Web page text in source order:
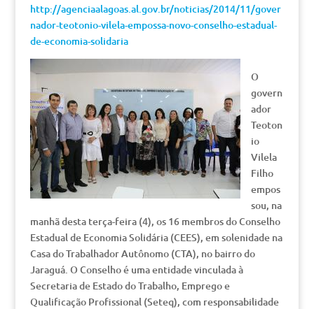
http://agenciaalagoas.al.gov.br/noticias/2014/11/gover
nador-teotonio-vilela-empossa-novo-conselho-estadual-
de-economia-solidaria
O
govern
ador
Teoton
io
Vilela
Filho
empos
sou, na
manhã desta terça-feira (4), os 16 membros do Conselho
Estadual de Economia Solidária (CEES), em solenidade na
Casa do Trabalhador Autônomo (CTA), no bairro do
Jaraguá. O Conselho é uma entidade vinculada à
Secretaria de Estado do Trabalho, Emprego e
Qualificação Profissional (Seteq), com responsabilidade